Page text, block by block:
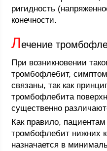
ригидность
конечности.
Лечение
При возникновении
тромбофлебит,
связаны, так как
тромбофлебита
существенно
Как правило,
тромбофлебит нижних
назначается в